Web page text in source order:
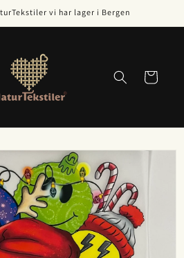
vi har lager i Bergen
Handlekurv